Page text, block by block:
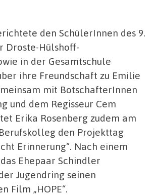
den SchülerInnen des 9.
Droste-Hülshoff-
in der Gesamtschule
ihre Freundschaft zu Emilie
mit BotschafterInnen
und dem Regisseur Cem
Erika Rosenberg zudem am
den Projekttag
Erinnerung“. Nach einem
Ehepaar Schindler
Jugendring seinen
Film „HOPE“.